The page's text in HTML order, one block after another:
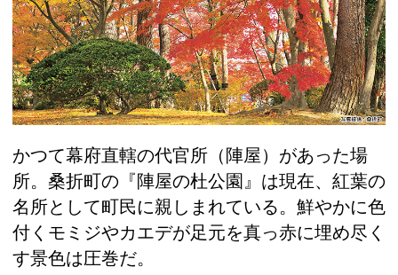
かつて幕府直轄の代官所（陣屋）があった場
所。桑折町の『陣屋の杜公園』は現在、紅葉の
名所として町民に親しまれている。鮮やかに色
付くモミジやカエデが足元を真っ赤に埋め尽く
す景色は圧巻だ。